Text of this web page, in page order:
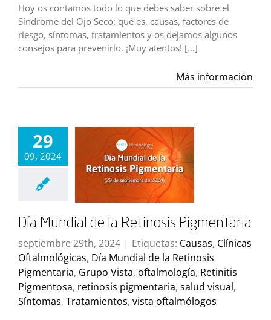
Hoy os contamos todo lo que debes saber sobre el
Síndrome del Ojo Seco: qué es, causas, factores de
riesgo, síntomas, tratamientos y os dejamos algunos
consejos para prevenirlo. ¡Muy atentos! […]
Más información
29
09, 2024
Día Mundial de la Retinosis Pigmentaria
septiembre 29th, 2024 | Etiquetas: Causas, Clínicas
Oftalmológicas, Día Mundial de la Retinosis
Pigmentaria, Grupo Vista, oftalmología, Retinitis
Pigmentosa, retinosis pigmentaria, salud visual,
Síntomas, Tratamientos, vista oftalmólogos